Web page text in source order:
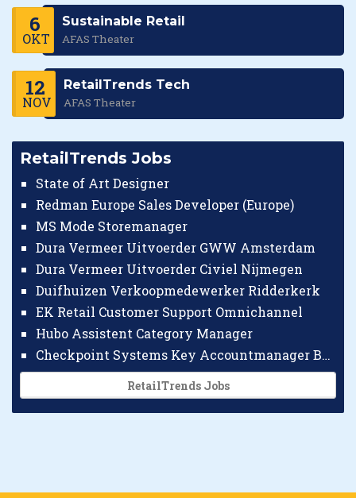
6
OKT
Sustainable Retail
AFAS Theater
12
NOV
RetailTrends Tech
AFAS Theater
RetailTrends Jobs
State of Art Designer
Redman Europe Sales Developer (Europe)
MS Mode Storemanager
Dura Vermeer Uitvoerder GWW Amsterdam
Dura Vermeer Uitvoerder Civiel Nijmegen
Duifhuizen Verkoopmedewerker Ridderkerk
EK Retail Customer Support Omnichannel
Hubo Assistent Category Manager
Checkpoint Systems Key Accountmanager Benelux
RetailTrends Jobs